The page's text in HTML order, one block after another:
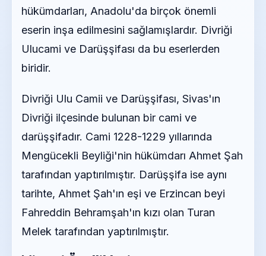
hükümdarları, Anadolu'da birçok önemli
eserin inşa edilmesini sağlamışlardır. Divriği
Ulucami ve Darüşşifası da bu eserlerden
biridir.
Divriği Ulu Camii ve Darüşşifası, Sivas'ın
Divriği ilçesinde bulunan bir cami ve
darüşşifadır. Cami 1228-1229 yıllarında
Mengücekli Beyliği'nin hükümdarı Ahmet Şah
tarafından yaptırılmıştır. Darüşşifa ise aynı
tarihte, Ahmet Şah'ın eşi ve Erzincan beyi
Fahreddin Behramşah'ın kızı olan Turan
Melek tarafından yaptırılmıştır.